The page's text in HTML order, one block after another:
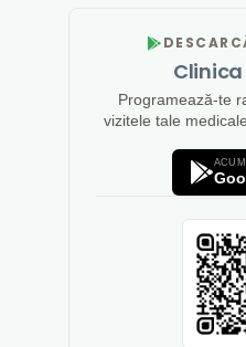
Programează-te
vizitele tale